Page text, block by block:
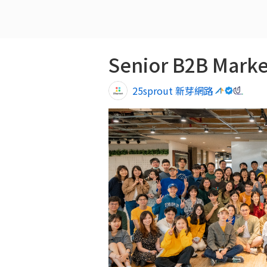
25sprout 新芽網路